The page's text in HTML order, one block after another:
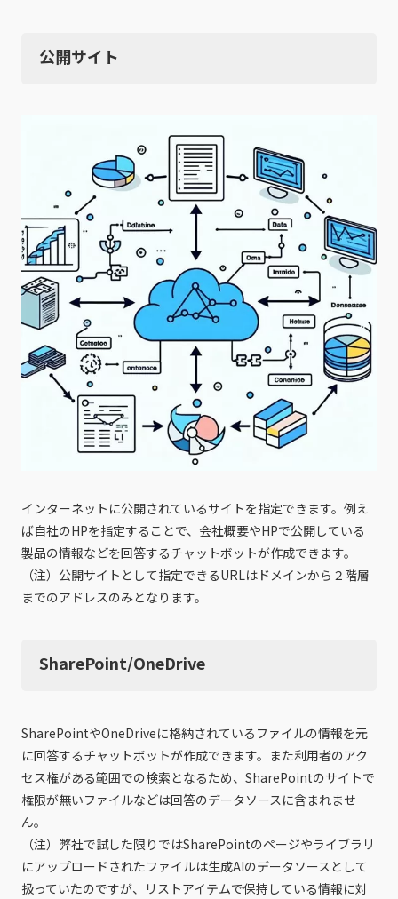
公開サイト
インターネットに公開されているサイトを指定できます。例え
ば自社のHPを指定することで、会社概要やHPで公開している
製品の情報などを回答するチャットボットが作成できます。
（注）公開サイトとして指定できるURLはドメインから２階層
までのアドレスのみとなります。
SharePoint/OneDrive
SharePointやOneDriveに格納されているファイルの情報を元
に回答するチャットボットが作成できます。また利用者のアク
セス権がある範囲での検索となるため、SharePointのサイトで
権限が無いファイルなどは回答のデータソースに含まれませ
ん。
（注）弊社で試した限りではSharePointのページやライブラリ
にアップロードされたファイルは生成AIのデータソースとして
扱っていたのですが、リストアイテムで保持している情報に対